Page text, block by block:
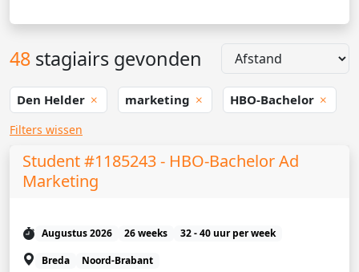
48 stagiairs gevonden
Den Helder marketing HBO-Bachelor
Filters wissen
Student #1185243 - HBO-Bachelor Ad
Marketing
Augustus 2026 26 weeks
32 - 40 uur per week
Breda
Noord-Brabant